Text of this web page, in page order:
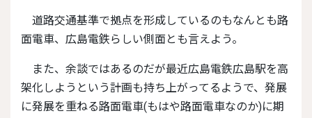
道路交通基準で拠点を形成しているのもなんとも路
面電車、広島電鉄らしい側面とも言えよう。
また、余談ではあるのだが最近広島電鉄広島駅を高
架化しようという計画も持ち上がってるようで、発展
に発展を重ねる路面電車(もはや路面電車なのか)に期